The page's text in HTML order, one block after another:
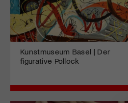
Kunstmuseum Basel | Der
figurative Pollock